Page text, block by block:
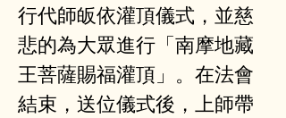
行代師皈依灌頂儀式，並慈
悲的為大眾進行「南摩地藏
王菩薩賜福灌頂」。在法會
結束，送位儀式後，上師帶